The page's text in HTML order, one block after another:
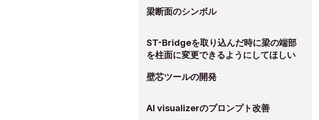
梁断面のシンボル
ST-Bridgeを取り込んだ時に梁の端部
を柱面に変更できるようにしてほしい
壁芯ツールの開発
AI visualizerのプロンプト改善